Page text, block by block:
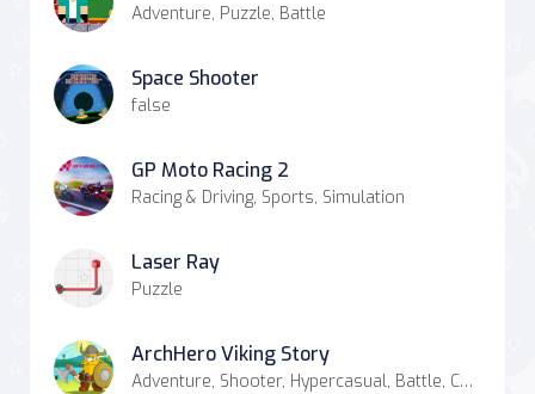
Adventure, Puzzle, Battle
Space Shooter
false
GP Moto Racing 2
Racing & Driving, Sports, Simulation
Laser Ray
Puzzle
ArchHero Viking Story
Adventure, Shooter, Hypercasual, Battle, Casual, Strategy